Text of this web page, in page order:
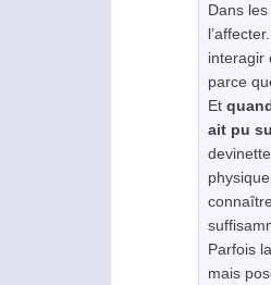
Dans
interagir
parce
Et
ait pu
Parfois
mais